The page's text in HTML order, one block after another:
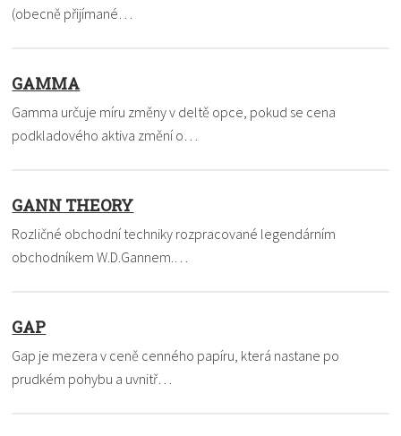
(obecně přijímané…
GAMMA
Gamma určuje míru změny v deltě opce, pokud se cena
podkladového aktiva změní o…
GANN THEORY
Rozličné obchodní techniky rozpracované legendárním
obchodníkem W.D.Gannem.…
GAP
Gap je mezera v ceně cenného papíru, která nastane po
prudkém pohybu a uvnitř…